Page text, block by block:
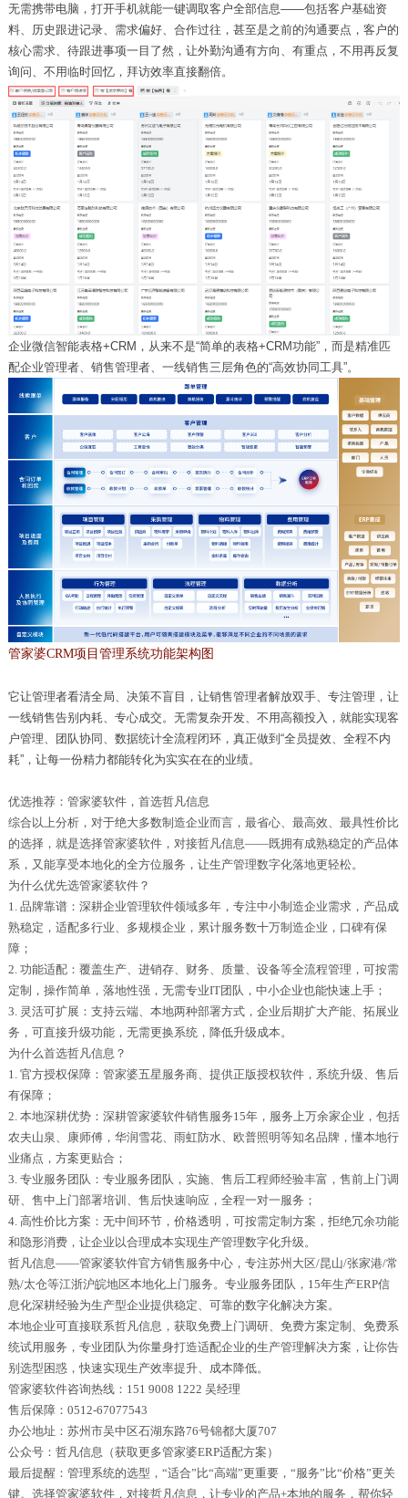
无需携带电脑，打开手机就能一键调取客户全部信息——包括客户基础资
料、历史跟进记录、需求偏好、合作过往，甚至是之前的沟通要点，客户的
核心需求、待跟进事项一目了然，让外勤沟通有方向、有重点，不用再反复
询问、不用临时回忆，拜访效率直接翻倍。
企业微信智能表格+CRM ，从来不是“简单的表格+CRM功能”，而是精准匹
配企业管理者、销售管理者、一线销售三层角色的“高效协同工具”。
管家婆CRM项目管理系统功能架构图
它让管理者看清全局、决策不盲目，让销售管理者解放双手、专注管理，让
一线销售告别内耗、专心成交。无需复杂开发、不用高额投入，就能实现客
户管理、团队协同、数据统计全流程闭环，真正做到 “全员提效、全程不内
耗”，让每一份精力都能转化为实实在在的业绩。
优选推荐：管家婆软件，首选哲凡信息
综合以上分析，对于绝大多数制造企业而言，最省心、最高效、最具性价比
的选择，就是选择管家婆软件，对接哲凡信息——既拥有成熟稳定的产品体
系，又能享受本地化的全方位服务，让生产管理数字化落地更轻松。
为什么优先选管家婆软件？
1. 品牌靠谱：深耕企业管理软件领域多年，专注中小制造企业需求，产品成
熟稳定，适配多行业、多规模企业，累计服务数十万制造企业，口碑有保
障；
2. 功能适配：覆盖生产、进销存、财务、质量、设备等全流程管理，可按需
定制，操作简单，落地性强，无需专业IT团队，中小企业也能快速上手；
3. 灵活可扩展：支持云端、本地两种部署方式，企业后期扩大产能、拓展业
务，可直接升级功能，无需更换系统，降低升级成本。
为什么首选哲凡信息？
1. 官方授权保障：管家婆五星服务商、提供正版授权软件，系统升级、售后
有保障；
2. 本地深耕优势：深耕管家婆软件销售服务15年，服务上万余家企业，包括
农夫山泉、康师傅，华润雪花、雨虹防水、欧普照明等知名品牌，懂本地行
业痛点，方案更贴合；
3. 专业服务团队：专业服务团队，实施、售后工程师经验丰富，售前上门调
研、售中上门部署培训、售后快速响应，全程一对一服务；
4. 高性价比方案：无中间环节，价格透明，可按需定制方案，拒绝冗余功能
和隐形消费，让企业以合理成本实现生产管理数字化升级。
哲凡信息——管家婆软件官方销售服务中心，专注苏州大区/昆山/张家港/常
熟/太仓等江浙沪皖地区本地化上门服务。专业服务团队，15年生产ERP信
息化深耕经验为生产型企业提供稳定、可靠的数字化解决方案。
本地企业可直接联系哲凡信息，获取免费上门调研、免费方案定制、免费系
统试用服务，专业团队为你量身打造适配企业的生产管理解决方案，让你告
别选型困惑，快速实现生产效率提升、成本降低。
管家婆软件咨询热线：151 9008 1222 吴经理
售后保障：0512-67077543
办公地址：苏州市吴中区石湖东路76号锦都大厦707
公众号：哲凡信息（获取更多管家婆ERP适配方案）
最后提醒：管理系统的选型，“适合”比“高端”更重要，“服务”比“价格”更关
键。选择管家婆软件，对接哲凡信息，让专业的产品+本地的服务，帮你轻